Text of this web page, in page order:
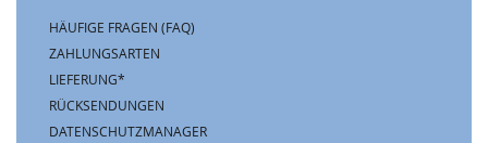
HÄUFIGE FRAGEN (FAQ)
ZAHLUNGSARTEN
LIEFERUNG*
RÜCKSENDUNGEN
DATENSCHUTZMANAGER